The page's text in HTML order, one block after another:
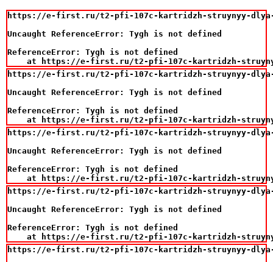
https://e-first.ru/t2-pfi-107c-kartridzh-struynyy-dlya-
Uncaught ReferenceError: Tygh is not defined
ReferenceError: Tygh is not defined
at https://e-first.ru/t2-pfi-107c-kartridzh-
https://e-first.ru/t2-pfi-107c-kartridzh-struynyy-dlya-
Uncaught ReferenceError: Tygh is not defined
ReferenceError: Tygh is not defined
at https://e-first.ru/t2-pfi-107c-kartridzh-
https://e-first.ru/t2-pfi-107c-kartridzh-struynyy-dlya-
Uncaught ReferenceError: Tygh is not defined
ReferenceError: Tygh is not defined
at https://e-first.ru/t2-pfi-107c-kartridzh-
https://e-first.ru/t2-pfi-107c-kartridzh-struynyy-dlya-
Uncaught ReferenceError: Tygh is not defined
ReferenceError: Tygh is not defined
at https://e-first.ru/t2-pfi-107c-kartridzh-
https://e-first.ru/t2-pfi-107c-kartridzh-struynyy-dlya-